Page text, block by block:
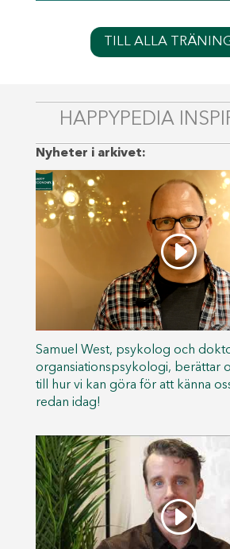
TILL ALLA
HAPPYPEDIA
Nyheter i arkivet:
Samuel West, psykolog och
organsiationspsykologi, berättar
till hur vi kan göra för att känna
redan idag!